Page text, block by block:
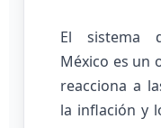
El sistema
México es un
reacciona a
la inflación y